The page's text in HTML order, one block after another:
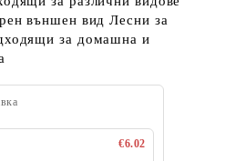
външен вид Лесни за
за домашна и
€6.02